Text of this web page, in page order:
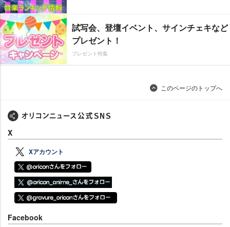
試写会、登壇イベント、サインチェキなど
プレゼント！
プレゼント特集
このページのトップへ
X
Xアカウント
Facebook